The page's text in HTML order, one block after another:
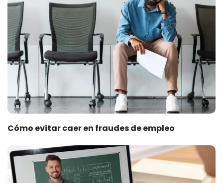
Cómo evitar caer en fraudes de empleo